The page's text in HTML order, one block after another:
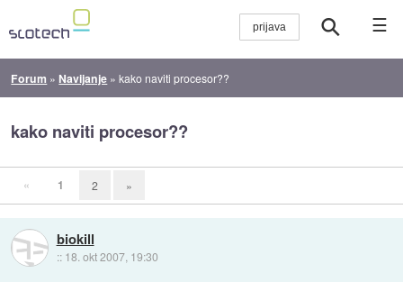
☰
Forum » Navijanje »kako naviti procesor??
kako naviti procesor??
« 1 2 »
biokill
:: 18. okt 2007, 19:30